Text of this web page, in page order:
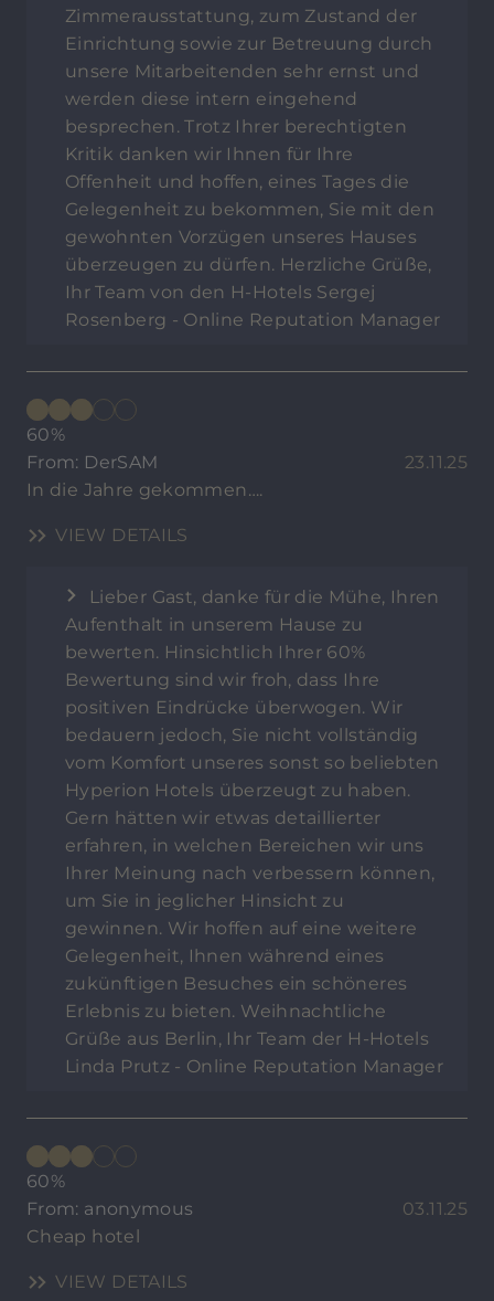
Zimmerausstattung, zum Zustand der
Einrichtung sowie zur Betreuung durch
unsere Mitarbeitenden sehr ernst und
werden diese intern eingehend
besprechen. Trotz Ihrer berechtigten
Kritik danken wir Ihnen für Ihre
Offenheit und hoffen, eines Tages die
Gelegenheit zu bekommen, Sie mit den
gewohnten Vorzügen unseres Hauses
überzeugen zu dürfen. Herzliche Grüße,
Ihr Team von den H-Hotels Sergej
Rosenberg - Online Reputation Manager
60%
From: DerSAM
23.11.25
In die Jahre gekommen….
VIEW DETAILS
Lieber Gast, danke für die Mühe, Ihren
Aufenthalt in unserem Hause zu
bewerten. Hinsichtlich Ihrer 60%
Bewertung sind wir froh, dass Ihre
positiven Eindrücke überwogen. Wir
bedauern jedoch, Sie nicht vollständig
vom Komfort unseres sonst so beliebten
Hyperion Hotels überzeugt zu haben.
Gern hätten wir etwas detaillierter
erfahren, in welchen Bereichen wir uns
Ihrer Meinung nach verbessern können,
um Sie in jeglicher Hinsicht zu
gewinnen. Wir hoffen auf eine weitere
Gelegenheit, Ihnen während eines
zukünftigen Besuches ein schöneres
Erlebnis zu bieten. Weihnachtliche
Grüße aus Berlin, Ihr Team der H-Hotels
Linda Prutz - Online Reputation Manager
60%
From: anonymous
03.11.25
Cheap hotel
VIEW DETAILS